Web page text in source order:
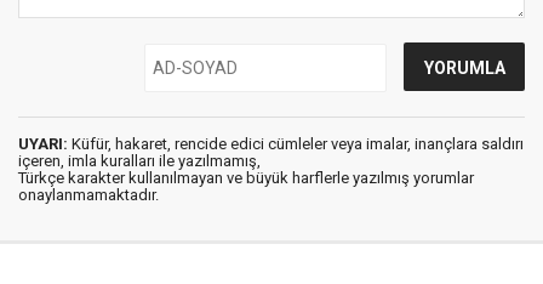
UYARI: Küfür, hakaret, rencide edici cümleler veya imalar, inançlara saldırı
içeren, imla kuralları ile yazılmamış,
Türkçe karakter kullanılmayan ve büyük harflerle yazılmış yorumlar
onaylanmamaktadır.